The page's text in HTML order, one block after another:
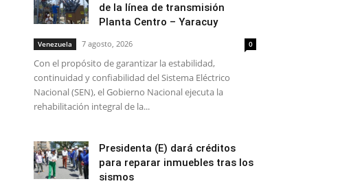
de la línea de transmisión
Planta Centro – Yaracuy
Venezuela 7 agosto, 2026 0
Con el propósito de garantizar la estabilidad,
continuidad y confiabilidad del Sistema Eléctrico
Nacional (SEN), el Gobierno Nacional ejecuta la
rehabilitación integral de la...
Presidenta (E) dará créditos
para reparar inmuebles tras los
sismos